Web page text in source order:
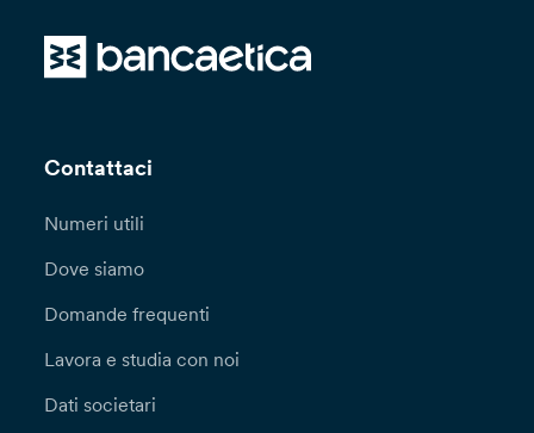
Contattaci
Numeri utili
Dove siamo
Domande frequenti
Lavora e studia con noi
Dati societari